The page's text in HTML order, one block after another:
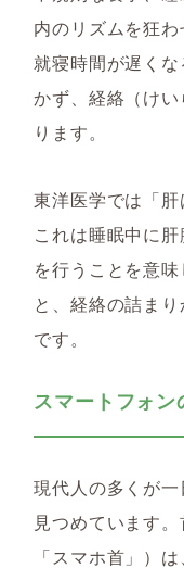
内のリズムを狂
就寝時間が遅く
かず、経絡（け
ります。
東洋医学では「肝
これは睡眠中に
を行うことを意
と、経絡の詰ま
です。
スマートフォン
現代人の多くが
見つめています
「スマホ首」）